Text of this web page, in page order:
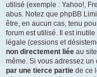
utilisé (exemple : Yahoo!,
abus. Notez que phpBB
être, en aucun cas, tenu
forum est utilisé. Il est
légale (cessions et
non directement liée au
même. Si vous adressez
par une tierce partie de ce